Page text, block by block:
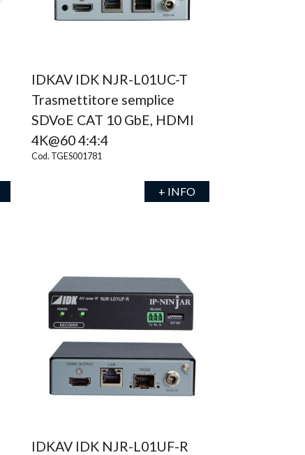
IDKAV IDK NJR-L01UC-T
Trasmettitore semplice
SDVoE CAT 10 GbE, HDMI
4K@60 4:4:4
Cod. TGES001781
+ INFO
IDKAV IDK NJR-L01UF-R